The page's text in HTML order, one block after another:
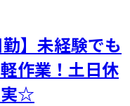
】未経験でも
作業！土日休
実☆